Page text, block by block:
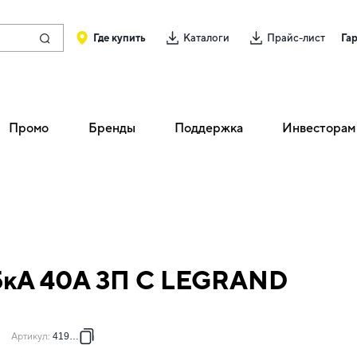
Где купить Каталоги Прайс-лист
Промо Бренды Поддержка Инвесторам
40А 3П C LEGRAND
Артикул: 419712